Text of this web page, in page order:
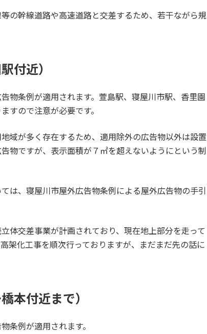
の幹線道路や高速道路と交差するため、若干ながら規
付近）
物条例が適用されます。萱島駅、寝屋川市駅、香里園
すので注意が必要です。
域が多く存在するため、適用除外の広告物以外は設置
物ですが、表示面積が７㎡を超えないようにという制
は、寝屋川市屋外広告物条例による屋外広告物の手引
体交差事業が計画されており、現在地上部分を走って
架化工事を順次行っておりますが、まだまだ先の話に
本付近まで）
条例が適用されます。